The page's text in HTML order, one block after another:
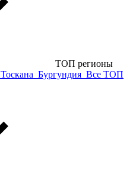
ТОП регионы
Тоскана Бургундия Все ТОП